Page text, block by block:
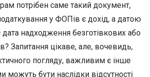
потрібен саме такий документ,
у ФОПів є дохід, а датою
надходження безготівкових або
Запитання цікаве, але, вочевидь,
погляду, важливим є інше
можуть бути наслідки відсутності